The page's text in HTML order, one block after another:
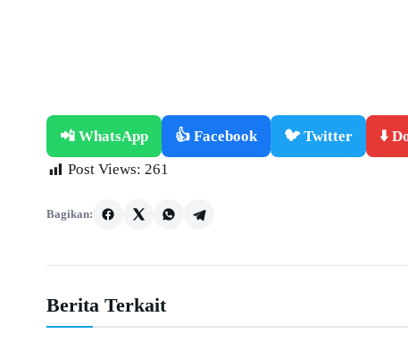
📲 WhatsApp 👍 Facebook 🐦 Twitter
⬇️
Post Views: 261
Bagikan:
Berita Terkait